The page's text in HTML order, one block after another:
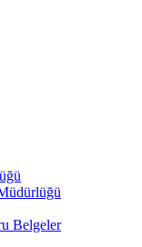
Belgeler